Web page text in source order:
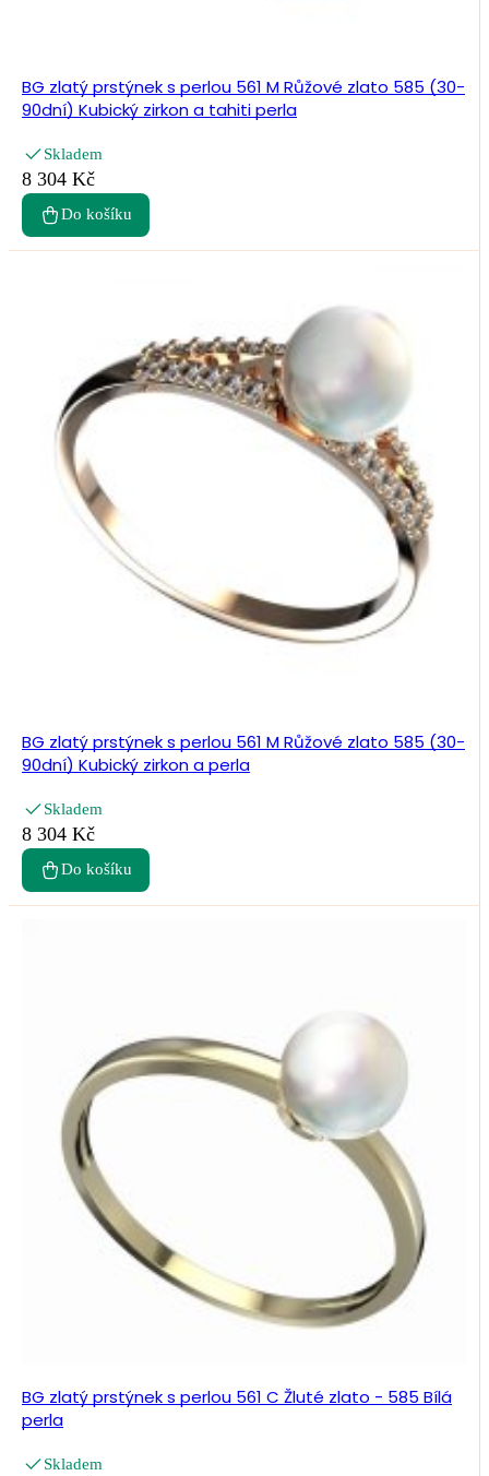
BG zlatý prstýnek s perlou 561 M Růžové zlato 585 (30-
90dní) Kubický zirkon a tahiti perla
Skladem
8 304 Kč
Do košíku
BG zlatý prstýnek s perlou 561 M Růžové zlato 585 (30-
90dní) Kubický zirkon a perla
Skladem
8 304 Kč
Do košíku
BG zlatý prstýnek s perlou 561 C Žluté zlato - 585 Bílá
perla
Skladem